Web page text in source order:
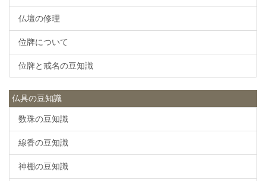
仏壇の修理
位牌について
位牌と戒名の豆知識
仏具の豆知識
数珠の豆知識
線香の豆知識
神棚の豆知識